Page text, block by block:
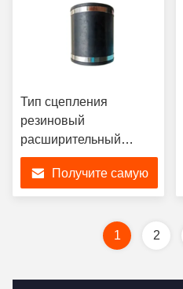
Тип сцепления
резиновый
расширительный
соединение для
трубопроводов
EPDM/NBR/NR
Получите самую
1 2